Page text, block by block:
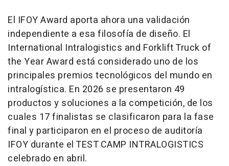
El IFOY Award aporta ahora una validación
independiente a esa filosofía de diseño. El
International Intralogistics and Forklift Truck of
the Year Award está considerado uno de los
principales premios tecnológicos del mundo en
intralogística. En 2026 se presentaron 49
productos y soluciones a la competición, de los
cuales 17 finalistas se clasificaron para la fase
final y participaron en el proceso de auditoría
IFOY durante el TEST CAMP INTRALOGISTICS
celebrado en abril.